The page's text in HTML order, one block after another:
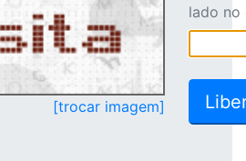
[trocar imagem]
lado no